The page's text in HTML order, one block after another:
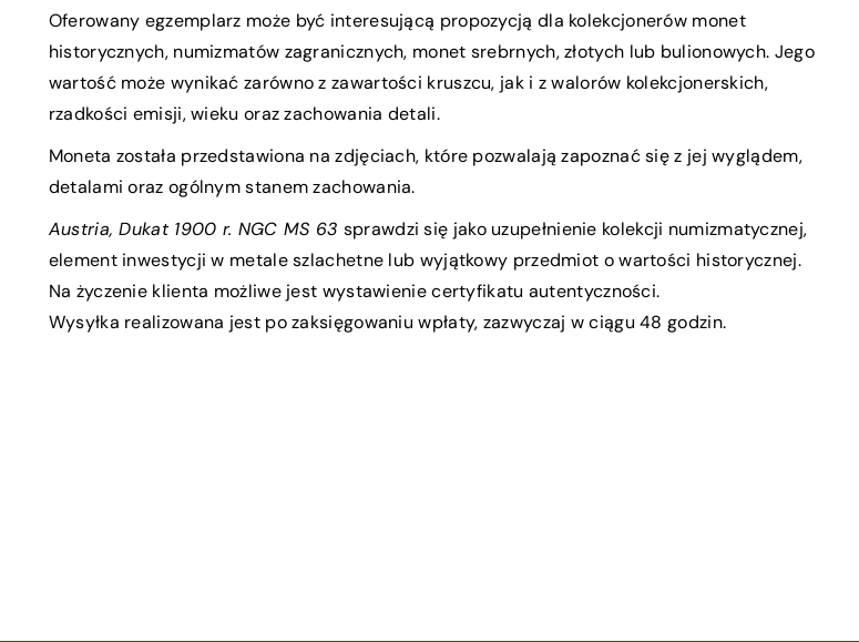
Oferowany egzemplarz może być interesującą propozycją dla kolekcjonerów monet
historycznych, numizmatów zagranicznych, monet srebrnych, złotych lub bulionowych. Jego
wartość może wynikać zarówno z zawartości kruszcu, jak i z walorów kolekcjonerskich,
rzadkości emisji, wieku oraz zachowania detali.
Moneta została przedstawiona na zdjęciach, które pozwalają zapoznać się z jej wyglądem,
detalami oraz ogólnym stanem zachowania.
Austria, Dukat 1900 r. NGC MS 63 sprawdzi się jako uzupełnienie kolekcji numizmatycznej,
element inwestycji w metale szlachetne lub wyjątkowy przedmiot o wartości historycznej.
Na życzenie klienta możliwe jest wystawienie certyfikatu autentyczności.
Wysyłka realizowana jest po zaksięgowaniu wpłaty, zazwyczaj w ciągu 48 godzin.